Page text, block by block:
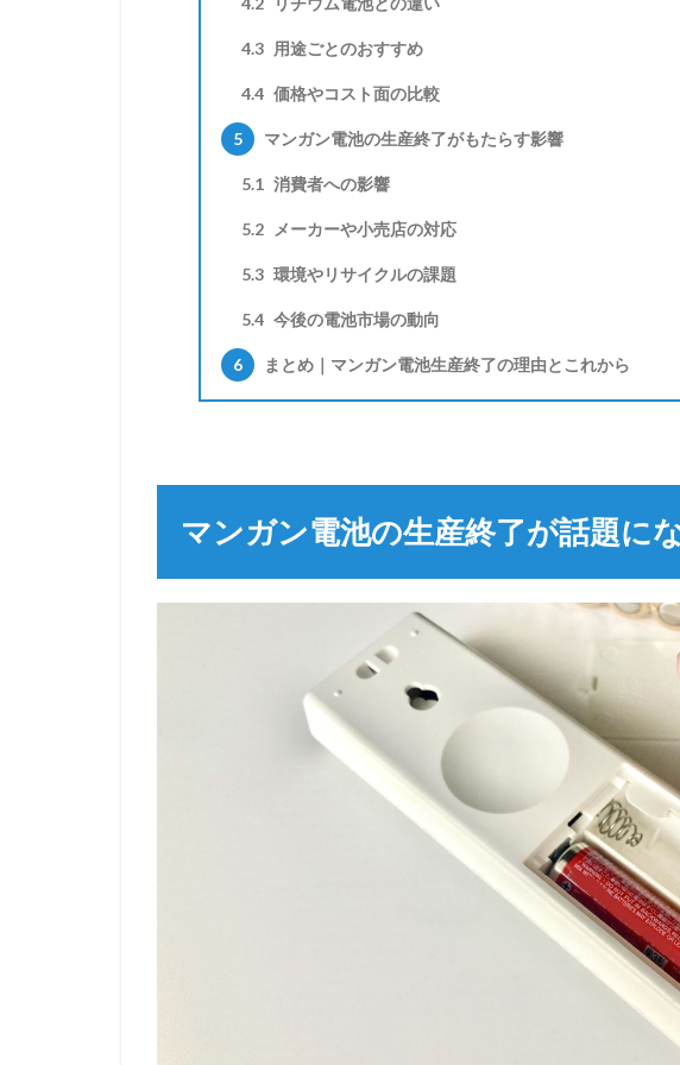
4.3 用途ごとのおすすめ
4.4 価格やコスト面の比較
5 マンガン電池の生産終了がもたらす影響
5.1 消費者への影響
5.2 メーカーや小売店の対応
5.3 環境やリサイクルの課題
5.4 今後の電池市場の動向
6 まとめ｜マンガン電池生産終了の理由とこれから
マンガン電池の生産終了が話題に